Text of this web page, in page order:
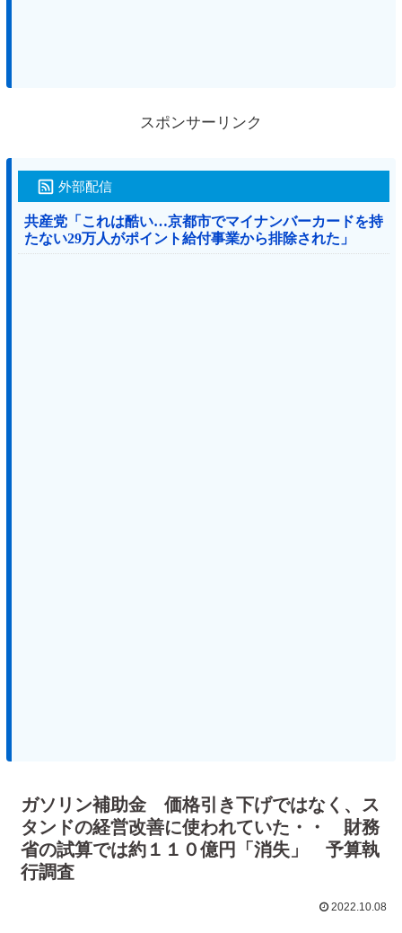
スポンサーリンク
外部配信
共産党「これは酷い…京都市でマイナンバーカードを持
たない29万人がポイント給付事業から排除された」
ガソリン補助金 価格引き下げではなく、ス
タンドの経営改善に使われていた・・ 財務
省の試算では約１１０億円「消失」 予算執
行調査
2022.10.08